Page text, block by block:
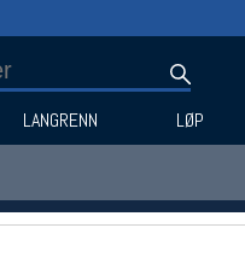
LANGRENN LØP